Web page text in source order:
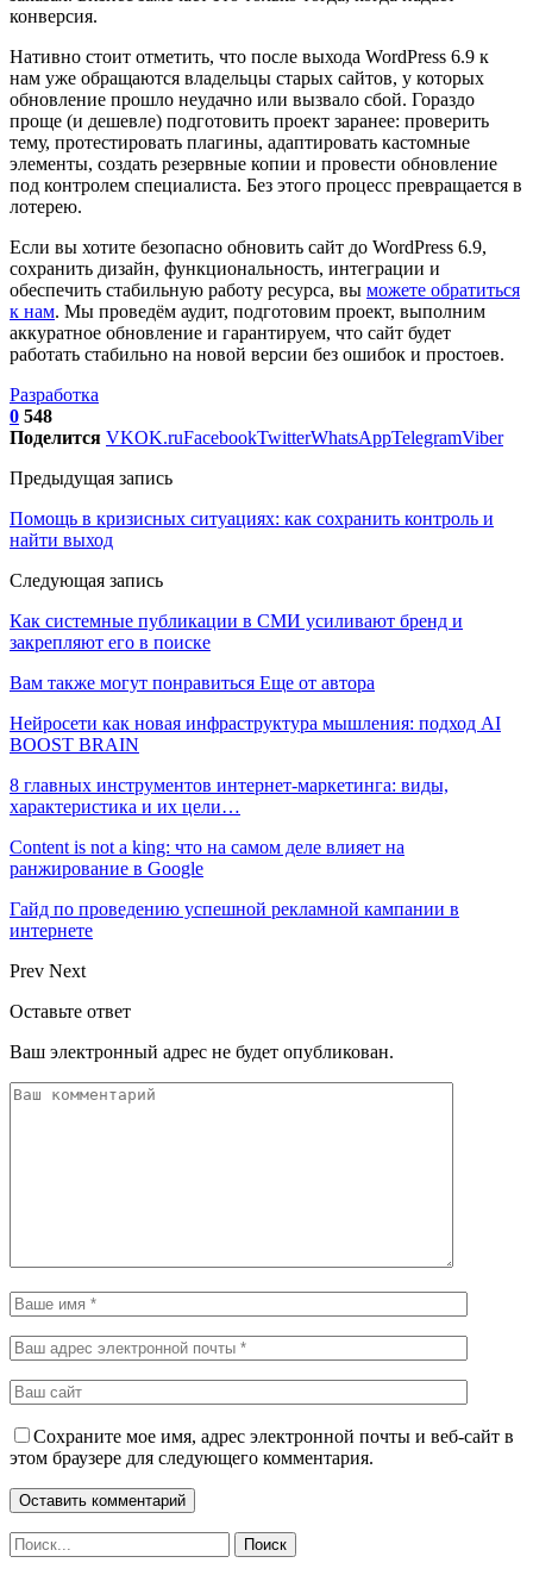
конверсия.
Нативно стоит отметить, что после выхода WordPress 6.9 к
нам уже обращаются владельцы старых сайтов, у которых
обновление прошло неудачно или вызвало сбой. Гораздо
проще (и дешевле) подготовить проект заранее: проверить
тему, протестировать плагины, адаптировать кастомные
элементы, создать резервные копии и провести обновление
под контролем специалиста. Без этого процесс превращается в
лотерею.
Если вы хотите безопасно обновить сайт до WordPress 6.9,
сохранить дизайн, функциональность, интеграции и
обеспечить стабильную работу ресурса, вы можете обратиться
к нам. Мы проведём аудит, подготовим проект, выполним
аккуратное обновление и гарантируем, что сайт будет
работать стабильно на новой версии без ошибок и простоев.
Разработка
0 548
Поделится VKOK.ruFacebookTwitterWhatsAppTelegramViber
Предыдущая запись
Помощь в кризисных ситуациях: как сохранить контроль и
найти выход
Следующая запись
Как системные публикации в СМИ усиливают бренд и
закрепляют его в поиске
Вам также могут понравиться Еще от автора
Нейросети как новая инфраструктура мышления: подход AI
BOOST BRAIN
8 главных инструментов интернет-маркетинга: виды,
характеристика и их цели…
Content is not a king: что на самом деле влияет на
ранжирование в Google
Гайд по проведению успешной рекламной кампании в
интернете
Prev Next
Оставьте ответ
Ваш электронный адрес не будет опубликован.
Сохраните мое имя, адрес электронной почты и веб-сайт в
этом браузере для следующего комментария.